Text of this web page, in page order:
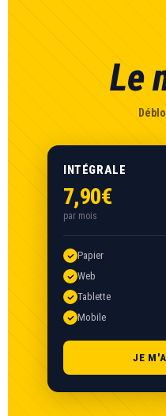
Le
INTÉGRALE
7,90€
par mois
Papier
Web
Tablette
Mobile
JE